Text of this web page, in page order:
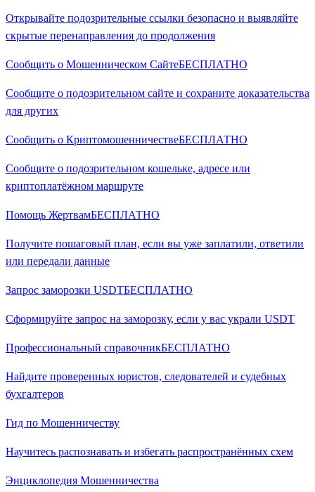
Открывайте подозрительные ссылки безопасно и выявляйте
скрытые перенаправления до продолжения
Сообщить о Мошенническом СайтеБЕСПЛАТНО
Сообщите о подозрительном сайте и сохраните доказательства
для других
Сообщить о КриптомошенничествеБЕСПЛАТНО
Сообщите о подозрительном кошельке, адресе или
криптоплатёжном маршруте
Помощь ЖертвамБЕСПЛАТНО
Получите пошаговый план, если вы уже заплатили, ответили
или передали данные
Запрос заморозки USDTБЕСПЛАТНО
Сформируйте запрос на заморозку, если у вас украли USDT
Профессиональный справочникБЕСПЛАТНО
Найдите проверенных юристов, следователей и судебных
бухгалтеров
Гид по Мошенничеству
Научитесь распознавать и избегать распространённых схем
Энциклопедия Мошенничества